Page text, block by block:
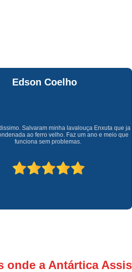
Waldirene
Monteiro
á 41 anos no mercado que sempre valoriza o
atendimento com garantia de todos o serviços.
onde a Antártica